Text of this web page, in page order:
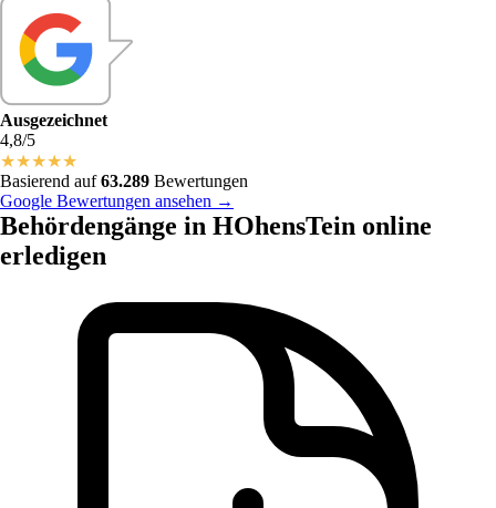
Ausgezeichnet
4,8/5
★★★★★
Basierend auf63.289 Bewertungen
Google Bewertungen ansehen →
Behördengänge in HOhensTein online
erledigen